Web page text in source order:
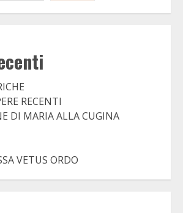
RECENTI
DI MARIA ALLA CUGINA
VETUS ORDO